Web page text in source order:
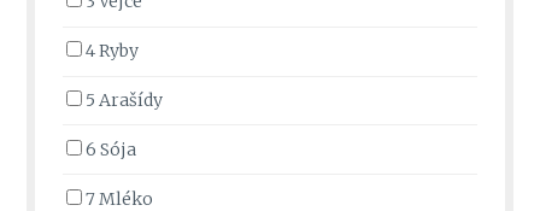
4 Ryby
5 Arašídy
6 Sója
7 Mléko